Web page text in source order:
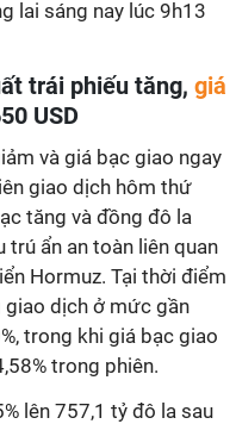
lai sáng nay lúc 9h13
trái phiếu tăng, giá
USD
và giá bạc giao ngay
giao dịch hôm thứ
tăng và đồng đô la
trú ẩn an toàn liên quan
Hormuz. Tại thời điểm
giao dịch ở mức gần
trong khi giá bạc giao
trong phiên.
lên 757,1 tỷ đô la sau